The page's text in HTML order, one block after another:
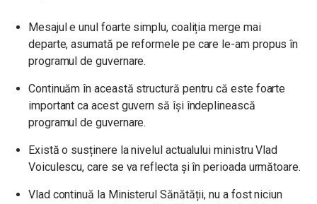
Mesajul e unul foarte simplu, coaliția merge mai
departe, asumată pe reformele pe care le-am propus în
programul de guvernare.
Continuăm în această structură pentru că este foarte
important ca acest guvern să își îndeplinească
programul de guvernare.
Există o susținere la nivelul actualului ministru Vlad
Voiculescu, care se va reflecta și în perioada următoare.
Vlad continuă la Ministerul Sănătății, nu a fost niciun